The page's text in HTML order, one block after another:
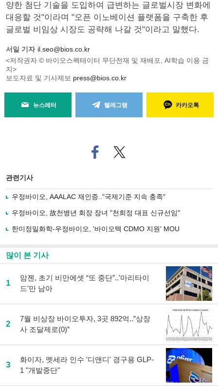
양한 첨단 기술을 도입하여 급변하는 글로벌시장 변화에
대응할 것"이라며 "오픈 이노베이션 플랫폼을 구축한 후
글로벌 비임상 시장도 공략해 나갈 것"이라고 말했다.
서일 기자 il.seo@bios.co.kr
<저작권자 © 바이오스펙테이터 무단전재 및 재배포, AI학습 이용 금
지>
보도자료 및 기사제보 press@bios.co.kr
뉴스레터 텔레그램 카카오톡
페
이
로
기
사
유
트위
터로
관련기사
우정바이오, AAALAC 재인증.."국제기준 지속 충족"
우정바이오, 故천병년 회장 장녀 "천희정 대표 신규선임"
한미정밀화학-우정바이오, '바이오텍 CDMO 지원' MOU
많이 본 기사
1
암젠, 초기 비만에셋 “또 중단”..'마리타이
드'만 남아
2
7월 비상장 바이오투자, 3곳 892억..”상장
사 조달제로(0)”
3
화이자, 멧세라 인수 '디앤디' 경구용 GLP-
1 "개발중단"